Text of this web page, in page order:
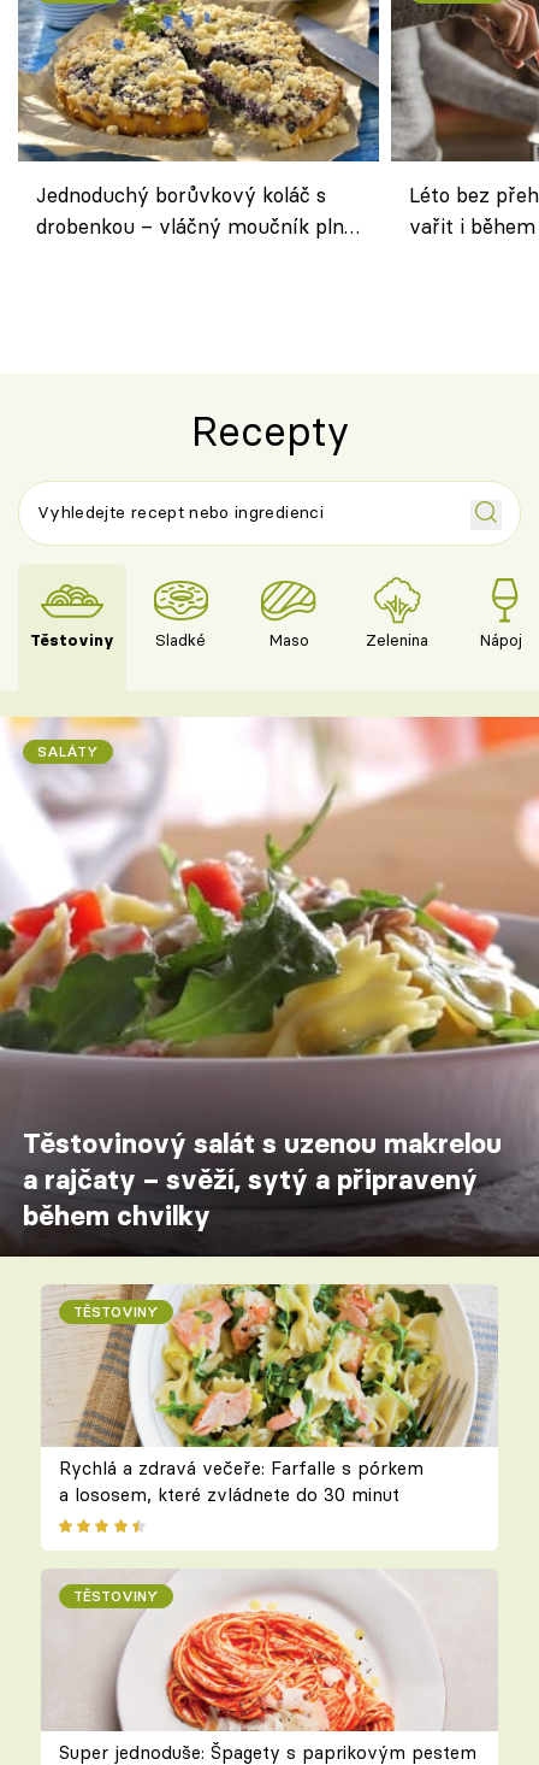
Jednoduchý borůvkový koláč s
drobenkou – vláčný moučník plný
Léto bez
vařit i
Recepty
Těstoviny Sladké Maso Zelenina Nápoje
SALÁTY
Těstovinový salát s uzenou makrelou
a rajčaty – svěží, sytý a připravený
během chvilky
TĚSTOVINY
Rychlá a zdravá večeře: Farfalle s pórkem
a lososem, které zvládnete do 30 minut
TĚSTOVINY
Super jednoduše: Špagety s paprikovým pestem